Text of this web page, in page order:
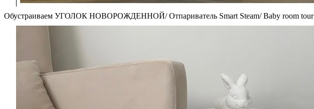
Обустраиваем УГОЛОК НОВОРОЖДЕННОЙ/ Отпариватель Smart Steam/ Baby room tour